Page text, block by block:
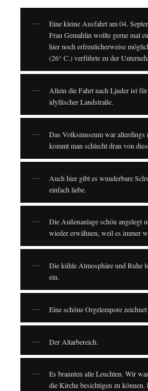
Eine kleine Ausfahrt am 04.
Frau Gemahlin wollte gerne mal
hier noch erfreulicherweise
(26° C.) verführte zu der
Allein die Fahrt nach Ljuder ist
idyllischer Landstraße.
Das Volksmuseum war allerdings
kommt man schlecht dran von
Auch hier gibt es wunderbare
einfach liebe.
Die Außenanlage schön angelegt
wieder erwähnen, weil es immer
Die kühle Atmosphäre und Ruhe
ein.
Eine schöne Orgelempore
Der Altarbereich.
Es brannten alle Leuchten. Wir
die Kirche besichtigen zu